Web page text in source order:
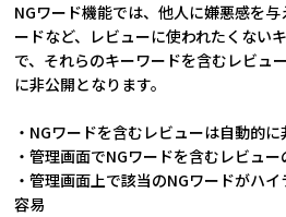
NGワード機能では、他人に嫌悪感を
ードなど、レビューに使われたくない
で、それらのキーワードを含むレビュ
に非公開となります。
・NGワードを含むレビューは自動的に
・管理画面でNGワードを含むレビュー
・管理画面上で該当のNGワードがハ
容易